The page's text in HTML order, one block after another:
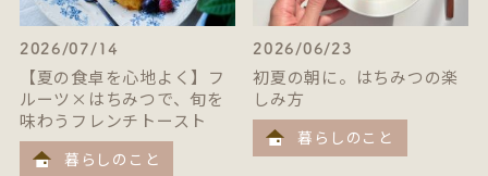
2026/07/14
【夏の食卓を心地よく】フ
ルーツ×はちみつで、旬を
味わうフレンチトースト
暮らしのこと
2026/06/23
初夏の朝に。はちみつの楽
しみ方
暮らしのこと